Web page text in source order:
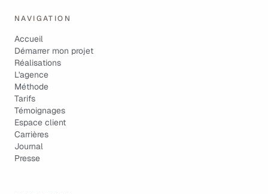
NAVIGATION
Accueil
Démarrer mon projet
Réalisations
L'agence
Méthode
Tarifs
Témoignages
Espace client
Carrières
Journal
Presse